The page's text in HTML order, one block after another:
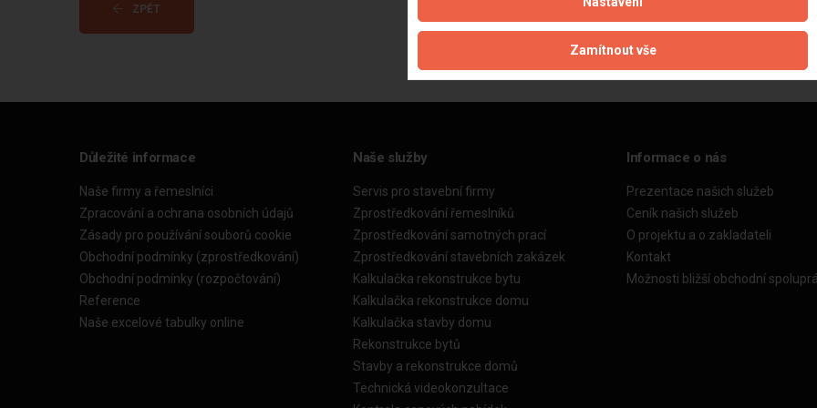
ZPĚT
Důležité informace
Naše firmy a řemeslníci
Zpracování a ochrana osobních údajů
Zásady pro používání souborů cookie
Obchodní podmínky (zprostředkování)
Obchodní podmínky (rozpočtování)
Reference
Naše excelové tabulky online
Naše služby
Servis pro stavební firmy
Zprostředkování řemeslníků
Zprostředkování samotných prací
Zprostředkování stavebních zakázek
Kalkulačka rekonstrukce bytu
Kalkulačka rekonstrukce domu
Kalkulačka stavby domu
Rekonstrukce bytů
Stavby a rekonstrukce domů
Technická videokonzultace
Informace o nás
Prezentace našich služeb
Ceník našich služeb
O projektu a o zakladateli
Kontakt
Možnosti bližší obchodní
Zamítnout vše